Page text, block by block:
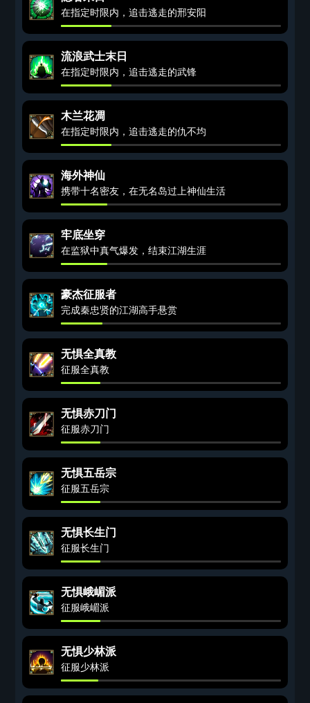
在指定时限内，追击逃走的邢安阳
流浪武士末日
在指定时限内，追击逃走的武锋
木兰花凋
在指定时限内，追击逃走的仇不均
海外神仙
携带十名密友，在无名岛过上神仙生活
牢底坐穿
在监狱中真气爆发，结束江湖生涯
豪杰征服者
完成秦忠贤的江湖高手悬赏
无惧全真教
征服全真教
无惧赤刀门
征服赤刀门
无惧五岳宗
征服五岳宗
无惧长生门
征服长生门
无惧峨嵋派
征服峨嵋派
无惧少林派
征服少林派